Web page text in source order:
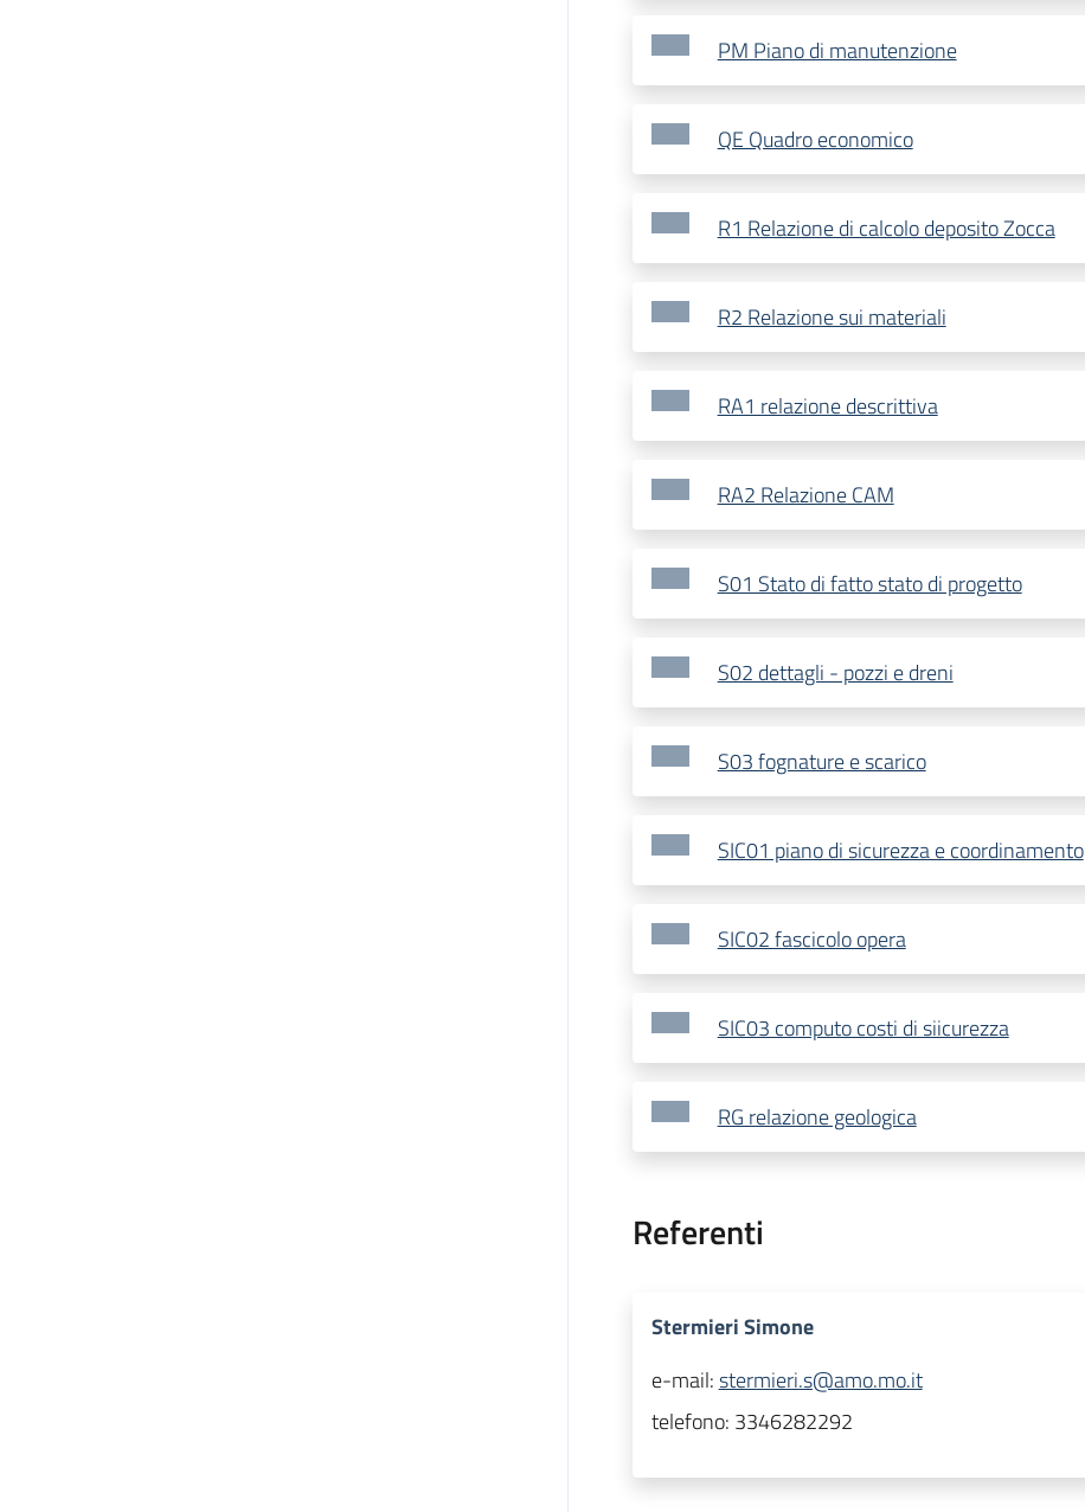
PM Piano di manutenzione
QE Quadro economico
R1 Relazione di calcolo deposito Zocca
R2 Relazione sui materiali
RA1 relazione descrittiva
RA2 Relazione CAM
S01 Stato di fatto stato di progetto
S02 dettagli - pozzi e dreni
S03 fognature e scarico
SIC01 piano di sicurezza e coordinamento
SIC02 fascicolo opera
SIC03 computo costi di siicurezza
RG relazione geologica
Referenti
Stermieri Simone
e-mail:stermieri.s@amo.mo.it
telefono: 3346282292